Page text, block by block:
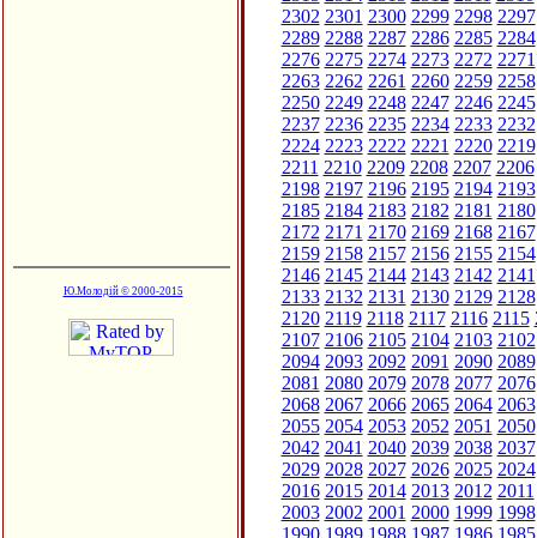
Ю.Молодій © 2000-2015
2302 2301 2300 2299 2298 2297
2289 2288 2287 2286 2285 2284
2276 2275 2274 2273 2272 2271
2263 2262 2261 2260 2259 2258
2250 2249 2248 2247 2246 2245
2237 2236 2235 2234 2233 2232
2224 2223 2222 2221 2220 2219
2211 2210 2209 2208 2207 2206
2198 2197 2196 2195 2194 2193
2185 2184 2183 2182 2181 2180
2172 2171 2170 2169 2168 2167
2159 2158 2157 2156 2155 2154
2146 2145 2144 2143 2142 2141
2133 2132 2131 2130 2129 2128
2120 2119 2118 2117 2116 2115
2107 2106 2105 2104 2103 2102
2094 2093 2092 2091 2090 2089
2081 2080 2079 2078 2077 2076
2068 2067 2066 2065 2064 2063
2055 2054 2053 2052 2051 2050
2042 2041 2040 2039 2038 2037
2029 2028 2027 2026 2025 2024
2016 2015 2014 2013 2012 2011
2003 2002 2001 2000 1999 1998
1990 1989 1988 1987 1986 1985